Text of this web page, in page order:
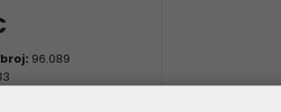
96.089